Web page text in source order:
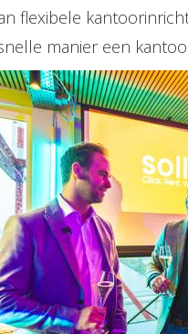
flexibele
manier een